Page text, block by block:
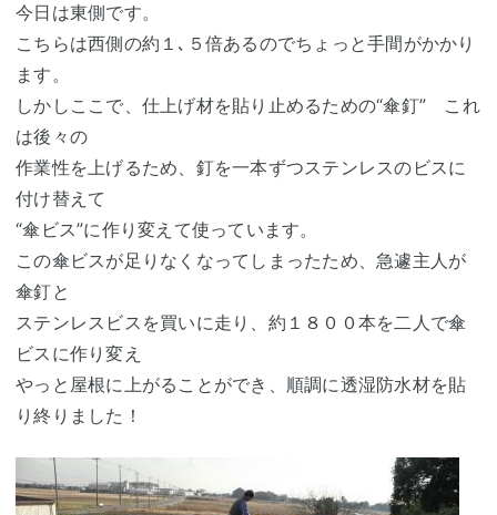
今日は東側です。
こちらは西側の約１､５倍あるのでちょっと手間がかかり
ます。
しかしここで、仕上げ材を貼り止めるための“傘釘” これ
は後々の
作業性を上げるため、釘を一本ずつステンレスのビスに
付け替えて
“傘ビス”に作り変えて使っています。
この傘ビスが足りなくなってしまったため、急遽主人が
傘釘と
ステンレスビスを買いに走り、約１８００本を二人で傘
ビスに作り変え
やっと屋根に上がることができ、順調に透湿防水材を貼
り終りました！